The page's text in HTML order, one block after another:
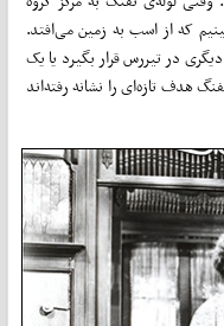
که از اسب به زمین می‌افتد.
در تیررس قرار بگیرد یا یک
هدف تازه‌ای را نشانه رفته‌اند